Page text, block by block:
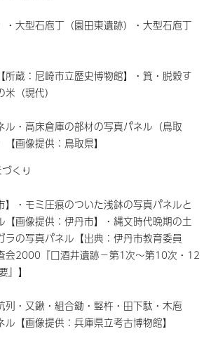
大型石庖丁（園田東遺跡）・大型石庖丁
蔵：尼崎市立歴史博物館】・箕・脱穀す
（現代）
・高床倉庫の部材の写真パネル（鳥取
画像提供：鳥取県】
くり
・モミ圧痕のついた浅鉢の写真パネルと
【画像提供：伊丹市】・縄文時代晩期の土
ラの写真パネル【出典：伊丹市教育委員
会2000『口酒井遺跡－第1次～第10次・12
】
・又鍬・組合鋤・竪杵・田下駄・木庖
【画像提供：兵庫県立考古博物館】